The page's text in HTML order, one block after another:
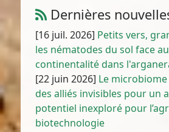
Dernières
[16 juil. 2026] Petits vers,
les nématodes du sol face
continentalité dans
[22 juin 2026] Le microbiome
des alliés invisibles pour un
potentiel inexploré pour
biotechnologie